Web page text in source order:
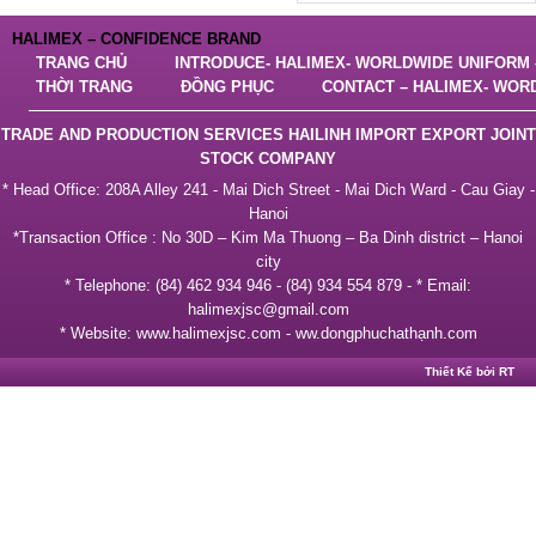
HALIMEX – CONFIDENCE BRAND
TRANG CHỦ
INTRODUCE- HALIMEX- WORLDWIDE
THỜI TRANG
ĐỒNG PHỤC CONTACT – HALIMEX-
TRADE AND PRODUCTION SERVICES HAILINH IMPORT EXPORT JOINT
STOCK COMPANY
* Head Office: 208A Alley 241 - Mai Dich Street - Mai Dich Ward - Cau Giay -
Hanoi
*Transaction Office : No 30D – Kim Ma Thuong – Ba Dinh district – Hanoi
city
* Telephone: (84) 462 934 946 - (84) 934 554 879 - * Email:
halimexjsc@gmail.com
* Website: www.halimexjsc.com - ww.dongphuchathạnh.com
Thiết Kế bởi RT